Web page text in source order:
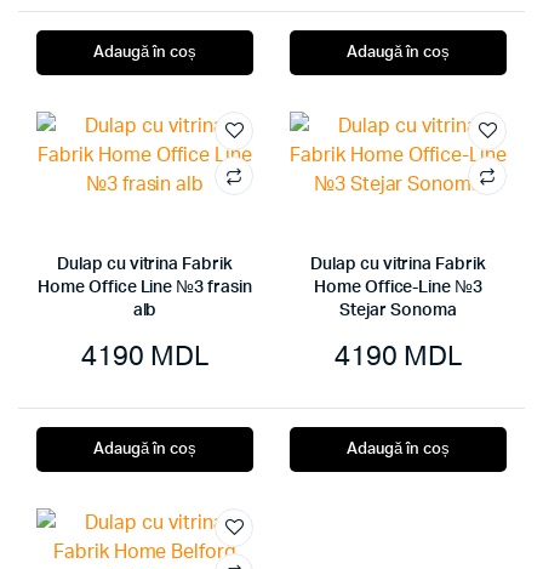
Adaugă în coș Adaugă în coș
Dulap cu vitrina Fabrik
Home Office Line №3 frasin
alb
4190 MDL
Adaugă în coș
Dulap cu vitrina Fabrik
Home Office-Line №3
Stejar Sonoma
4190 MDL
Adaugă în coș